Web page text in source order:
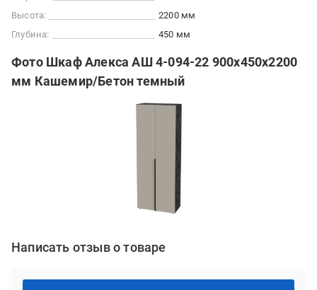
Высота:
2200 мм
Глубина:
450 мм
Фото Шкаф Алекса АШ 4-094-22 900х450х2200
мм Кашемир/Бетон темный
Написать отзыв о товаре